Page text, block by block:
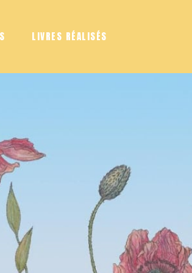
LIVRES RÉALISÉS